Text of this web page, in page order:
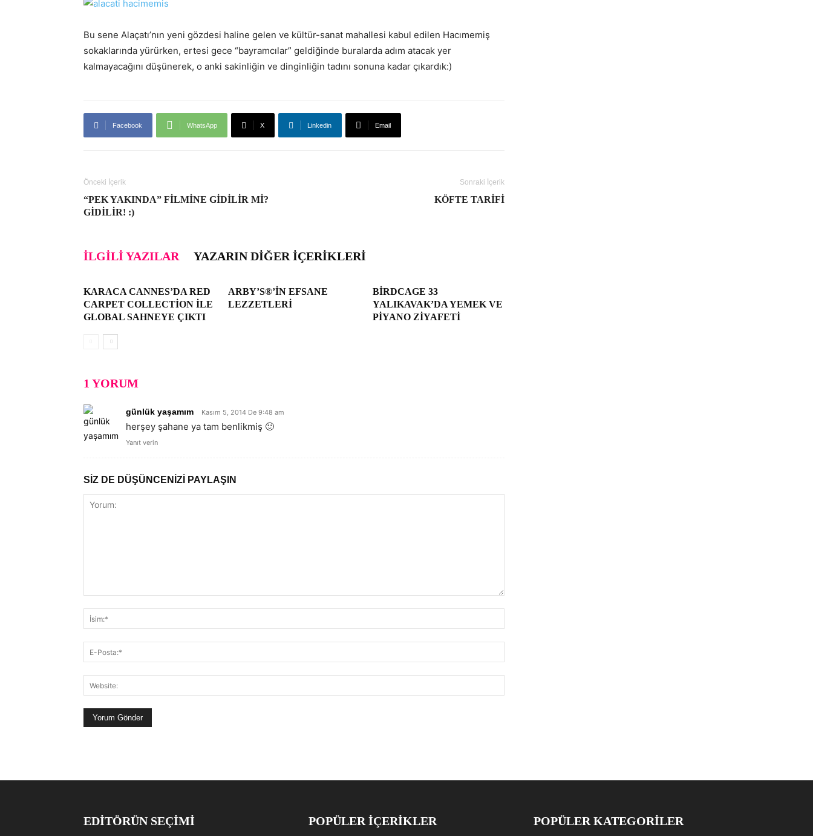
Bu sene Alaçatı’nın yeni gözdesi haline gelen ve kültür-sanat mahallesi kabul edilen Hacımemiş
sokaklarında yürürken, ertesi gece “bayramcılar” geldiğinde buralarda adım atacak yer
kalmayacağını düşünerek, o anki sakinliğin ve dinginliğin tadını sonuna kadar çıkardık:)
Facebook WhatsApp X Linkedin Email
Önceki İçerik
“PEK YAKINDA” FILMINE GIDILIR MI?
GIDILIR! :)
Sonraki İçerik
KÖFTE TARIFI
İLGILI YAZILAR YAZARIN DIĞER İÇERIKLERI
KARACA CANNES’DA RED
CARPET COLLECTION ILE
GLOBAL SAHNEYE ÇIKTI
ARBY’S®’IN EFSANE
LEZZETLERI
BIRDCAGE 33
YALIKAVAK’DA YEMEK VE
PIYANO ZIYAFETI
1 YORUM
günlük yaşamım Kasım 5, 2014 De 9:48 am
herşey şahane ya tam benlikmiş 🙂
Yanıt verin
SİZ DE DÜŞÜNCENİZİ PAYLAŞIN
EDITÖRÜN SEÇIMI POPÜLER İÇERİKLER POPÜLER KATEGORİLER